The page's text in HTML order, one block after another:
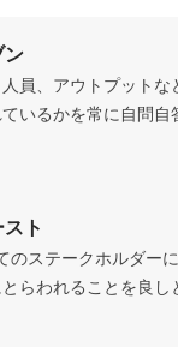
ン
員、アウトプットな
いるかを常に自問自
ト
のステークホルダー
らわれることを良し